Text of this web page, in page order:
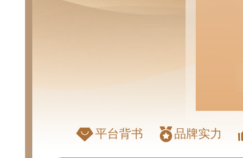
平台背书 品牌实力